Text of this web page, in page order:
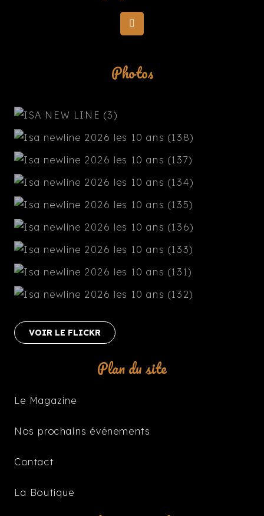
Photos
VOIR LE FLICKR
Plan du site
Le Magazine
Nos prochains événements
Contact
La Boutique